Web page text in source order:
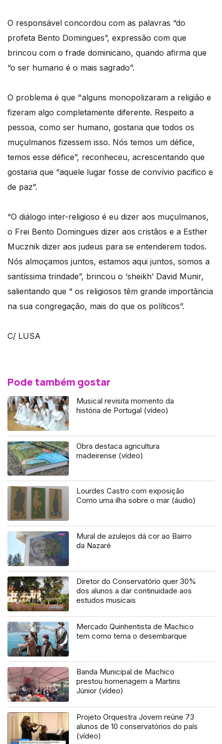
O responsável concordou com as palavras “do
profeta Bento Domingues”, expressão com que
brincou com o frade dominicano, quando afirma que
“o ser humano é o mais sagrado”.
O problema é que "alguns monopolizaram a religião e
fizeram algo completamente diferente. Respeito a
pessoa, como ser humano, gostaria que todos os
muçulmanos fizessem isso. Nós temos um défice,
temos esse défice”, reconheceu, acrescentando que
gostaria que “aquele lugar fosse de convívio pacifico e
de paz”.
“O diálogo inter-religioso é eu dizer aos muçulmanos,
o Frei Bento Domingues dizer aos cristãos e a Esther
Mucznik dizer aos judeus para se entenderem todos.
Nós almoçamos juntos, estamos aqui juntos, somos a
santíssima trindade”, brincou o ‘sheikh’ David Munir,
salientando que “ os religiosos têm grande importância
na sua congregação, mais do que os políticos”.
C/ LUSA
Pode também gostar
Musical revisita momento da
história de Portugal (vídeo)
Obra destaca agricultura
madeirense (vídeo)
Lourdes Castro com exposição
Como uma ilha sobre o mar (áudio)
Mural de azulejos dá cor ao Bairro
da Nazaré
Diretor do Conservatório quer 30%
dos alunos a dar continuidade aos
estudos musicais
Mercado Quinhentista de Machico
tem como tema o desembarque
Banda Municipal de Machico
prestou homenagem a Martins
Júnior (vídeo)
Projeto Orquestra Jovem reúne 73
alunos de 10 conservatórios do país
(vídeo)